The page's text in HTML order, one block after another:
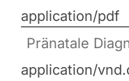
application/pdf
Pränatale
application/